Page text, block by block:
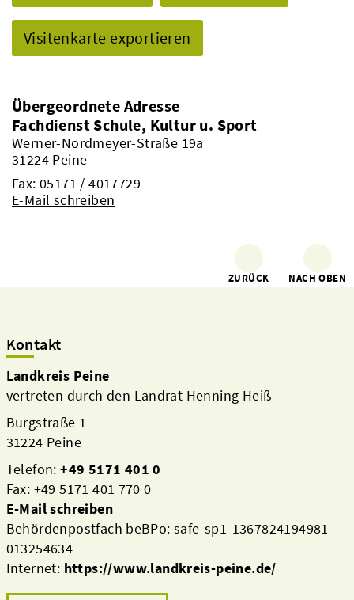
Visitenkarte exportieren
Übergeordnete Adresse
Fachdienst Schule, Kultur u. Sport
Werner-Nordmeyer-Straße 19a
31224 Peine
Fax: 05171 / 4017729
E-Mail schreiben
ZURÜCK NACH OBEN
Kontakt
Landkreis Peine
vertreten durch den Landrat Henning Heiß
Burgstraße 1
31224 Peine
Telefon:+49 5171 401 0
Fax: +49 5171 401 770 0
E-Mail schreiben
Behördenpostfach beBPo: safe-sp1-1367824194981-
013254634
Internet: https://www.landkreis-peine.de/